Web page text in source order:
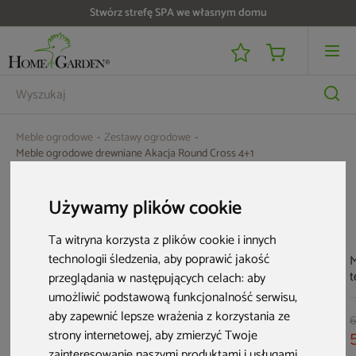
Używamy plików cookie
Ta witryna korzysta z plików cookie i innych
technologii śledzenia, aby poprawić jakość
przeglądania w następujących celach:aby
umożliwić podstawową funkcjonalność serwisu,
aby zapewnić lepsze wrażenia z korzystania ze
strony internetowej,aby zmierzyć Twoje
Stwórz strefę SPA we własnym domu
Meble ogrodowe
Zestawy ogrodowe
Meble ogrodowe drewniane Akacja Round Cross 4+1
Bestseller Nowość